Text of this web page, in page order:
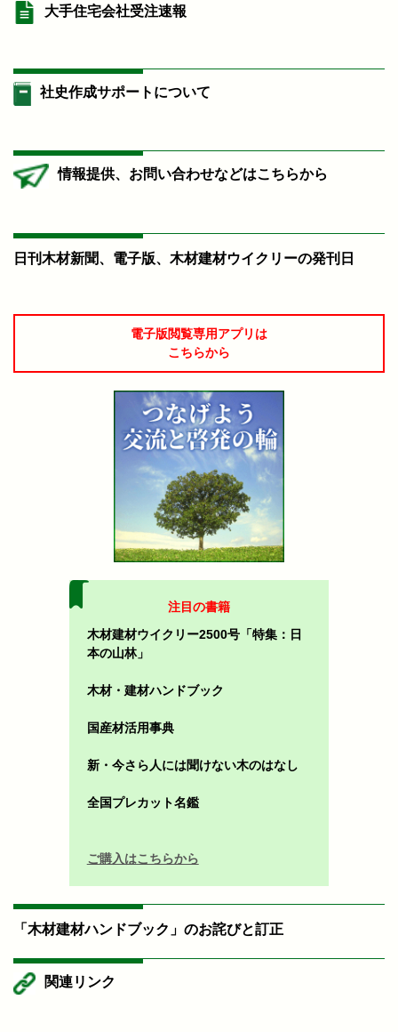
大手住宅会社受注速報
社史作成サポートについて
情報提供、お問い合わせなどはこちらから
日刊木材新聞、電子版、木材建材ウイクリーの発刊日
電子版閲覧専用アプリは
こちらから
注目の書籍
木材建材ウイクリー2500号「特集：日
本の山林」
木材・建材ハンドブック
国産材活用事典
新・今さら人には聞けない木のはなし
全国プレカット名鑑
ご購入はこちらから
「木材建材ハンドブック」のお詫びと訂正
関連リンク